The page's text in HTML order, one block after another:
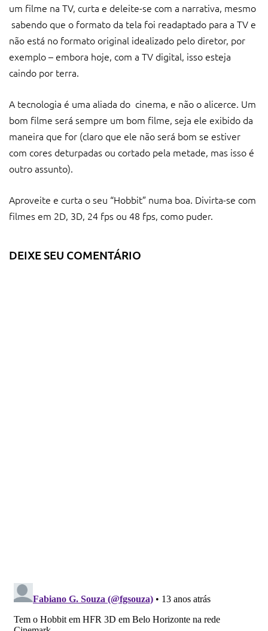
um filme na TV, curta e deleite-se com a narrativa, mesmo
sabendo que o formato da tela foi readaptado para a TV e
não está no formato original idealizado pelo diretor, por
exemplo – embora hoje, com a TV digital, isso esteja
caindo por terra.
A tecnologia é uma aliada do cinema, e não o alicerce. Um
bom filme será sempre um bom filme, seja ele exibido da
maneira que for (claro que ele não será bom se estiver
com cores deturpadas ou cortado pela metade, mas isso é
outro assunto).
Aproveite e curta o seu “Hobbit” numa boa. Divirta-se com
filmes em 2D, 3D, 24 fps ou 48 fps, como puder.
DEIXE SEU COMENTÁRIO